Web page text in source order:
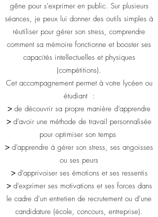
gêne pour s'exprimer en public. Sur plusieurs
séances, je peux lui donner des outils simples à
réutiliser pour gérer son stress, comprendre
comment sa mémoire fonctionne et booster ses
capacités intellectuelles et physiques
(compétitions).
Cet accompagnement permet à votre lycéen ou
étudiant :
> de découvrir sa propre manière d’apprendre
> d’avoir une méthode de travail personnalisée
pour optimiser son temps
> d’apprendre à gérer son stress, ses angoisses
ou ses peurs
>d’apprivoiser ses émotions et ses ressentis
>d’exprimer ses motivations et ses forces dans
le cadre d’un entretien de recrutement ou d’une
candidature (école, concours, entreprise).